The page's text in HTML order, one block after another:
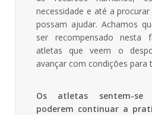
necessidade e até a
possam ajudar. Achamos
ser recompensado nesta
atletas que veem o
avançar com condições para
Os atletas sentem-se
poderem continuar a